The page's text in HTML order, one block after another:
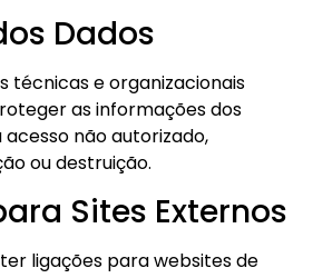
Dados
técnicas e organizacionais
as informações dos
não autorizado,
ou destruição.
Sites Externos
ligações para websites de